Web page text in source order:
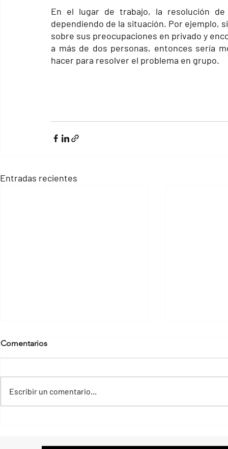
En el lugar de trabajo, la resolución
dependiendo de la situación. Por ejemplo,
sobre sus preocupaciones en privado y
a más de dos personas, entonces sería
hacer para resolver el problema en grupo.
Entradas recientes
Comentarios
Escribir un comentario...